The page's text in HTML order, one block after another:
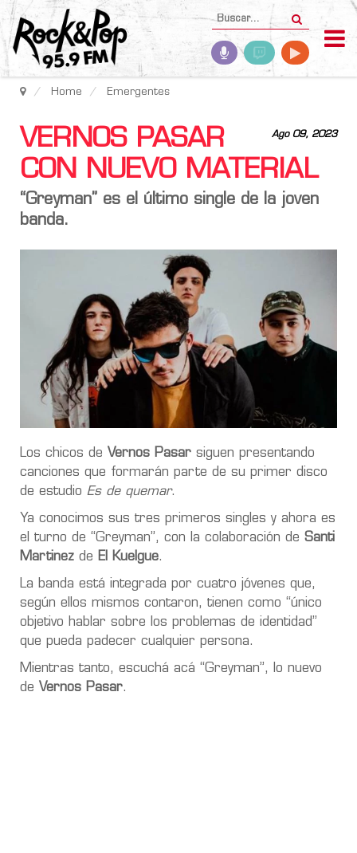
Home Emergentes
Ago 09, 2023
VERNOS PASAR
CON NUEVO MATERIAL
“Greyman” es el último single de la joven
banda.
Los chicos de Vernos Pasar siguen presentando
canciones que formarán parte de su primer disco
de estudio Es de quemar.
Ya conocimos sus tres primeros singles y ahora es
el turno de “Greyman”, con la colaboración de Santi
Martinez de El Kuelgue.
La banda está integrada por cuatro jóvenes que,
según ellos mismos contaron, tienen como “único
objetivo hablar sobre los problemas de identidad”
que pueda padecer cualquier persona.
Mientras tanto, escuchá acá “Greyman”, lo nuevo
de Vernos Pasar.